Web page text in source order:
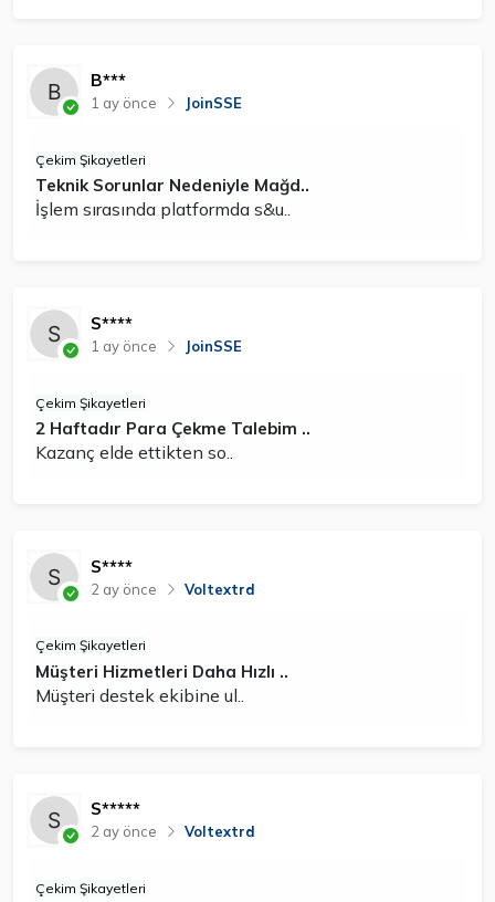
B***
1 ay önce JoinSSE
Çekim Şikayetleri
Teknik Sorunlar Nedeniyle Mağd..
İşlem sırasında platformda s&u..
S****
1 ay önce JoinSSE
Çekim Şikayetleri
2 Haftadır Para Çekme Talebim ..
Kazanç elde ettikten so..
S****
2 ay önce Voltextrd
Çekim Şikayetleri
Müşteri Hizmetleri Daha Hızlı ..
Müşteri destek ekibine ul..
S*****
2 ay önce Voltextrd
Çekim Şikayetleri